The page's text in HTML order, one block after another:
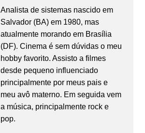
Analista de sistemas nascido em
Salvador (BA) em 1980, mas
atualmente morando em Brasília
(DF). Cinema é sem dúvidas o meu
hobby favorito. Assisto a filmes
desde pequeno influenciado
principalmente por meus pais e
meu avô materno. Em seguida vem
a música, principalmente rock e
pop.